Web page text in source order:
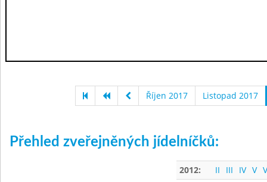
Říjen 2017 Listopad 2017
Přehled zveřejněných jídelníčků:
2012: II III IV V